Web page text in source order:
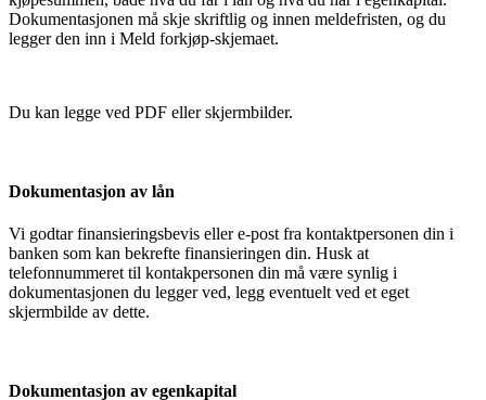
Dokumentasjonen må skje skriftlig og innen meldefristen, og du
legger den inn i Meld forkjøp-skjemaet.
Du kan legge ved PDF eller skjermbilder.
Dokumentasjon av lån
Vi godtar finansieringsbevis eller e-post fra kontaktpersonen din i
banken som kan bekrefte finansieringen din. Husk at
telefonnummeret til kontakpersonen din må være synlig i
dokumentasjonen du legger ved, legg eventuelt ved et eget
skjermbilde av dette.
Dokumentasjon av egenkapital